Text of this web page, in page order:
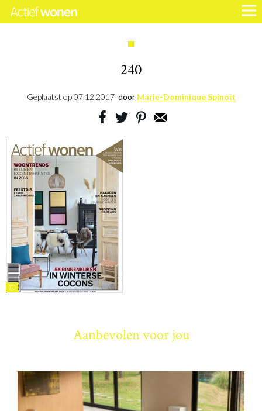
240
Geplaatst op07.12.2017 door Marie-Dominique Spinoit
©
Aanbevolen voor jou